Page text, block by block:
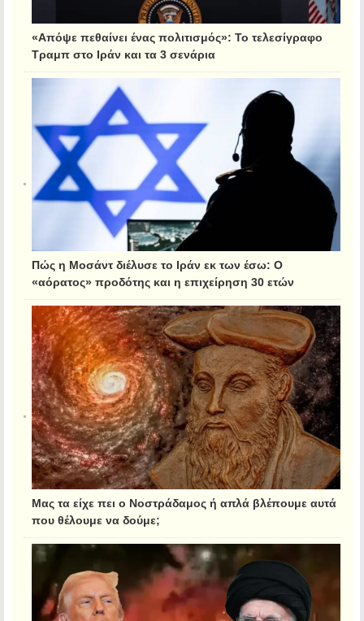
«Απόψε πεθαίνει ένας πολιτισμός»: Το τελεσίγραφο
Τραμπ στο Ιράν και τα 3 σενάρια
Πώς η Μοσάντ διέλυσε το Ιράν εκ των έσω: Ο
«αόρατος» προδότης και η επιχείρηση 30 ετών
Μας τα είχε πει ο Νοστράδαμος ή απλά βλέπουμε αυτά
που θέλουμε να δούμε;